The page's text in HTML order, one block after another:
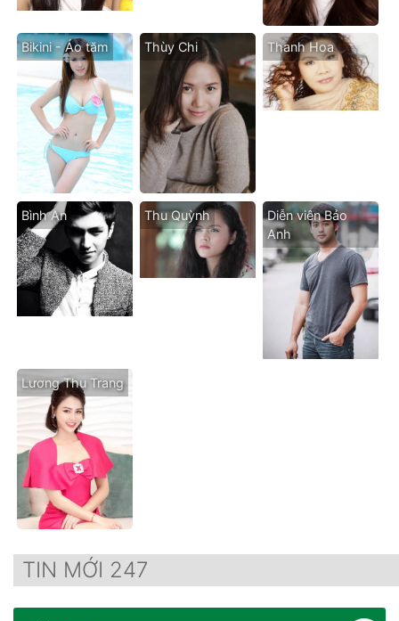
Bikini - Áo tăm Thùy Chi Thanh Hoa
Bình An Thu Quỳnh
Diễn viên Bảo
Anh
Lương Thu Trang
TIN MỚI 247